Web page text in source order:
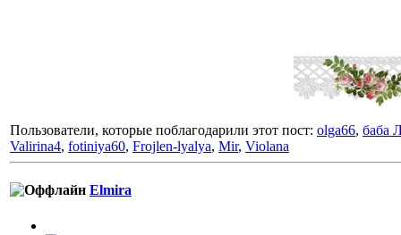
Пользователи, которые поблагодарили этот пост: olga66, баба
Valirina4, fotiniya60, Frojlen-lyalya, Mir, Violana
Elmira